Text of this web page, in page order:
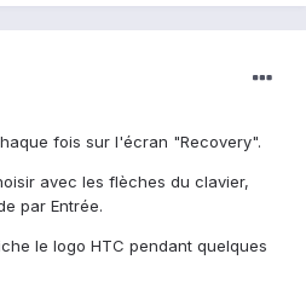
fois sur l'écran "Recovery".
avec les flèches du clavier,
par Entrée.
le logo HTC pendant quelques